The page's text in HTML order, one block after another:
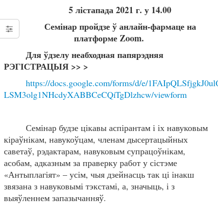
5 лістапада 2021 г. у 14.00
Семінар пройдзе ўанлайн-фармаце на
платформеZoom.
Для ўдзелу неабходная папярэдняя
РЭГІСТРАЦЫЯ >> >
https://docs.google.com/forms/d/e/
LSM3olg1NHcdyXABBCeCQiTgDlzhcw/viewform
Семінар будзе цікавы аспірантам і іх навуковым
кіраўнікам, навукоўцам, членам дысертацыйных
саветаў, рэдактарам, навуковым супрацоўнікам,
асобам, адказным за праверку работ у сістэме
«Антыплагіят» – усім, чыя дзейнасць так ці інакш
звязана з навуковымі тэкстамі, а, значыць, і з
выяўленнем запазычанняў.